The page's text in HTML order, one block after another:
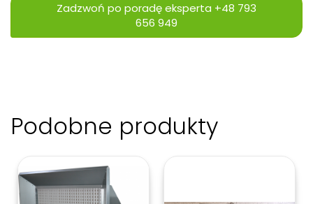
Zadzwoń po poradę eksperta +48 793
656 949
Podobne produkty